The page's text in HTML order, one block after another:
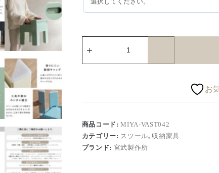
お
商品コード:MIYA-VAST042
カテゴリー: スツール, 収納家具
ブランド: 宮武製作所